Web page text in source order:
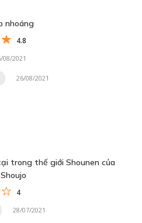
nhoáng
4.8
08/2021
26/08/2021
trong thế giới Shounen của
4
28/07/2021